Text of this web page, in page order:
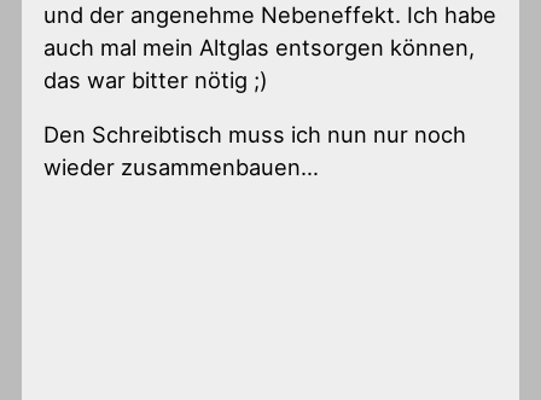
und der angenehme Nebeneffekt. Ich habe
auch mal mein Altglas entsorgen können,
das war bitter nötig ;)
Den Schreibtisch muss ich nun nur noch
wieder zusammenbauen…